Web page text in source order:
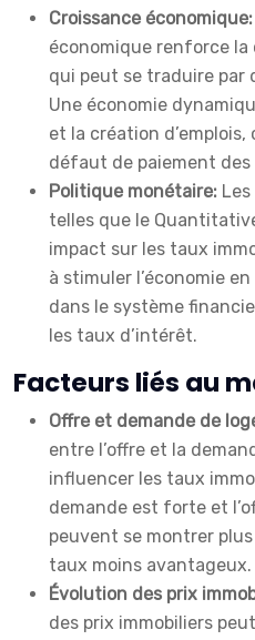
Croissance économique:
économique renforce la
qui peut se traduire
Une économie
et la création
défaut de paiement
Politique monétaire:
telles que le
impact sur les taux
à stimuler l’économie
dans le système
les taux d’intérêt.
Facteurs liés au
Offre et demande de
entre l’offre et la
influencer les taux
demande est forte et
peuvent se montrer
taux moins avantageux.
Évolution des prix
des prix immobiliers